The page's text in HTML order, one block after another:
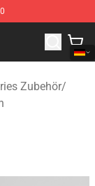
- Official
Zubehör/